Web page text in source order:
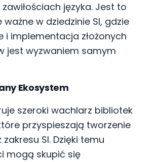
języka. Jest to
ważne w dziedzinie SI, gdzie
i implementacja złożonych
jest wyzwaniem samym
Ekosystem
szeroki wachlarz bibliotek
przyspieszają tworzenie
SI. Dzięki temu
mogą skupić się